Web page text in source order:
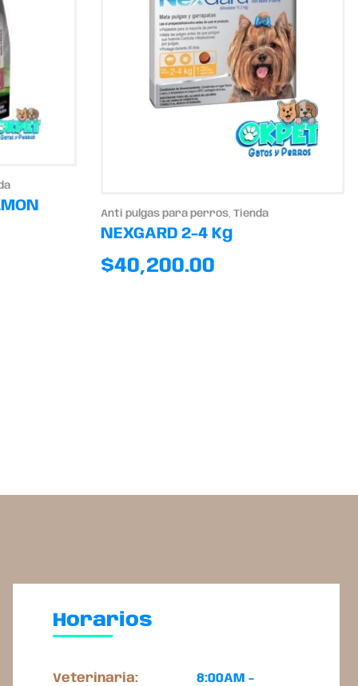
Anti pulgas para perros, Tienda
NEXGARD 2-4 Kg
$40,200.00
Horarios
Veterinaria:
8:00AM -